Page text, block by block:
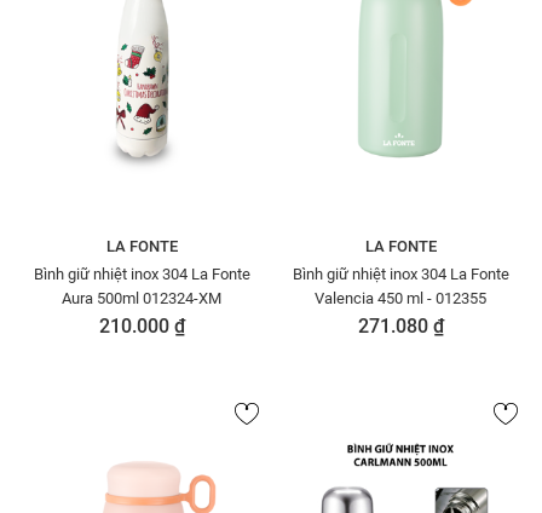
LA FONTE
Bình giữ nhiệt inox 304 La Fonte
Aura 500ml 012324-XM
210.000 ₫
LA FONTE
Bình giữ nhiệt inox 304 La Fonte
Valencia 450 ml - 012355
271.080 ₫